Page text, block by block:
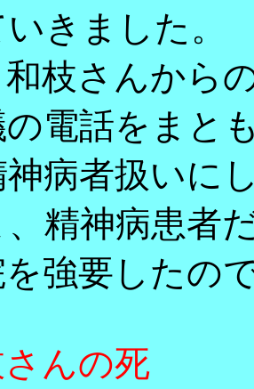
きました。
枝さんから
の電話をまと
神病者扱いに
精神病患者
強要したの
んの死